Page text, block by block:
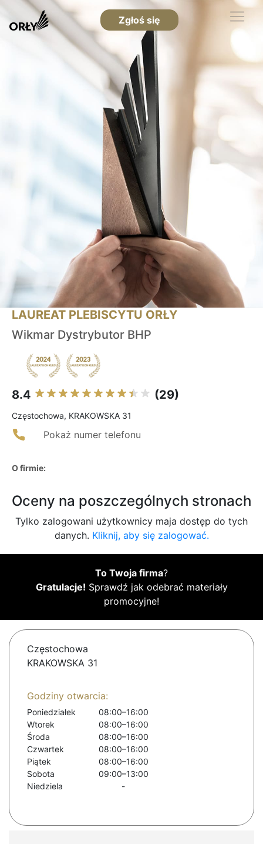
Zgłoś się
LAUREAT PLEBISCYTU ORŁY
Wikmar Dystrybutor BHP
8.4 (29)
Częstochowa, KRAKOWSKA 31
Pokaż numer telefonu
O firmie:
Oceny na poszczególnych stronach
Tylko zalogowani użytkownicy maja dostęp do tych
danych. Kliknij, aby się zalogować.
To Twoja firma?
Gratulacje! Sprawdź jak odebrać materiały
promocyjne!
Częstochowa
KRAKOWSKA 31
Godziny otwarcia:
Poniedziałek
08:00–16:00
Wtorek
08:00–16:00
Środa
08:00–16:00
Czwartek
08:00–16:00
Piątek
08:00–16:00
Sobota
09:00–13:00
Niedziela
-